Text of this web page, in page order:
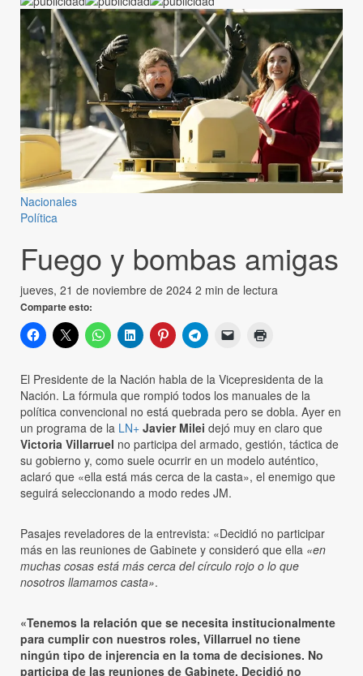
Nacionales
Política
Fuego y bombas amigas
jueves, 21 de noviembre de 2024 2 min de lectura
Comparte esto:
El Presidente de la Nación habla de la Vicepresidenta de la
Nación. La fórmula que rompió todos los manuales de la
política convencional no está quebrada pero se dobla. Ayer en
un programa de la LN+ Javier Milei dejó muy en claro que
Victoria Villarruel no participa del armado, gestión, táctica de
su gobierno y, como suele ocurrir en un modelo auténtico,
aclaró que «ella está más cerca de la casta», el enemigo que
seguirá seleccionando a modo redes JM.
Pasajes reveladores de la entrevista: «Decidió no participar
más en las reuniones de Gabinete y consideró que ella «en
muchas cosas está más cerca del círculo rojo o lo que
nosotros llamamos casta».
«Tenemos la relación que se necesita institucionalmente
para cumplir con nuestros roles, Villarruel no tiene
ningún tipo de injerencia en la toma de decisiones. No
participa de las reuniones de Gabinete. Decidió no